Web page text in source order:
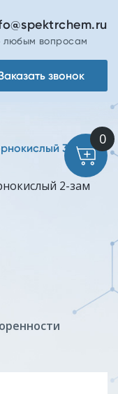
любым вопросам
звонок
3-зам
2-зам